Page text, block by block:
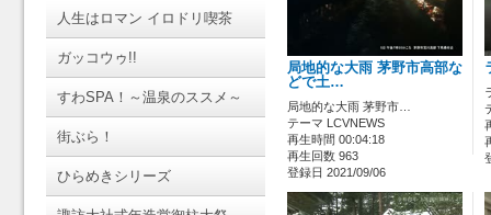
人生はロマン イロドリ喫茶
ガッコウゥ!!
すわSPA！～温泉のススメ～
街ぶら！
ひらめきシリーズ
局地的な大雨 茅野市高部な
どで土…
局地的な大雨 茅野市…
テーマ LCVNEWS
再生時間 00:04:18
再生回数 963
登録日 2021/09/06